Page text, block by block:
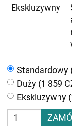
Ekskluzywny
Standardowy
Duży (1 859
Ekskluzywny